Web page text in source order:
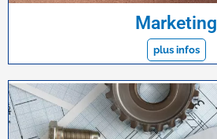
Marketing
plus infos